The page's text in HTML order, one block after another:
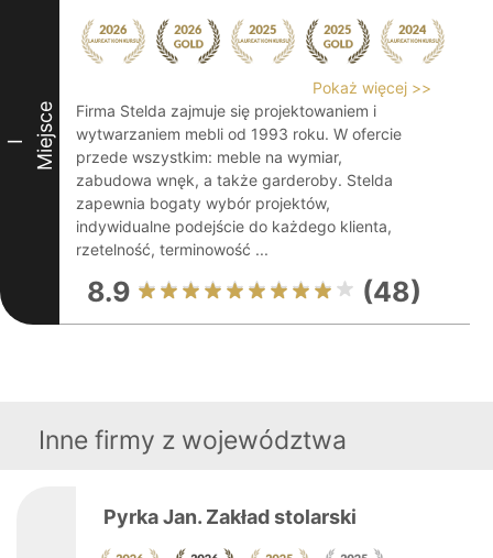
I Miejsce
Pokaż więcej >>
Firma Stelda zajmuje się projektowaniem i
wytwarzaniem mebli od 1993 roku. W ofercie
przede wszystkim: meble na wymiar,
zabudowa wnęk, a także garderoby. Stelda
zapewnia bogaty wybór projektów,
indywidualne podejście do każdego klienta,
rzetelność, terminowość ...
8.9 (48)
Inne firmy z województwa
Pyrka Jan. Zakład stolarski